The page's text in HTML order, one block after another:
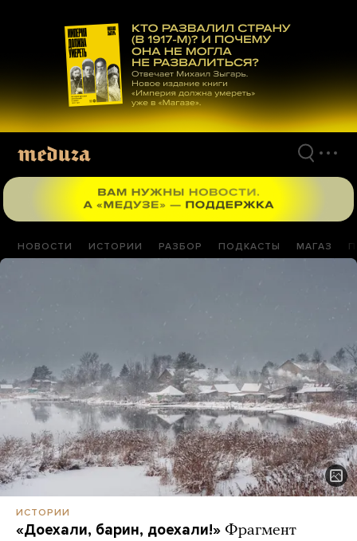
материалам
НОВОСТИ ИСТОРИИ РАЗБОР ПОДКАСТЫ МАГАЗ
ИСТОРИИ
«Доехали, барин, доехали!» Фрагмент